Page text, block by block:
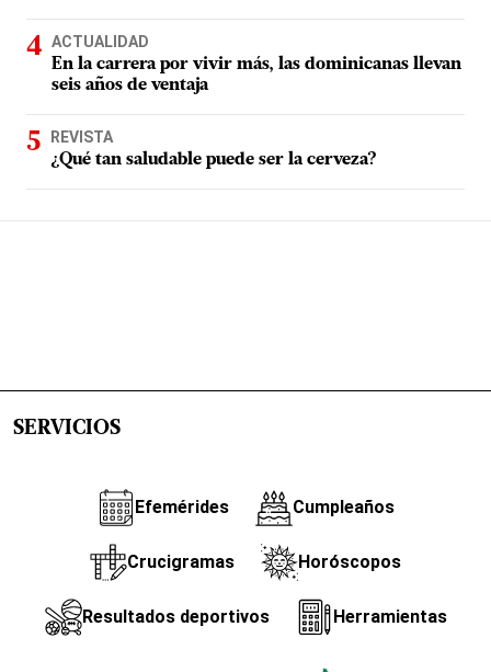
ACTUALIDAD
En la carrera por vivir más, las dominicanas llevan
seis años de ventaja
REVISTA
¿Qué tan saludable puede ser la cerveza?
SERVICIOS
Efemérides Cumpleaños
Crucigramas Horóscopos
Resultados deportivos Herramientas